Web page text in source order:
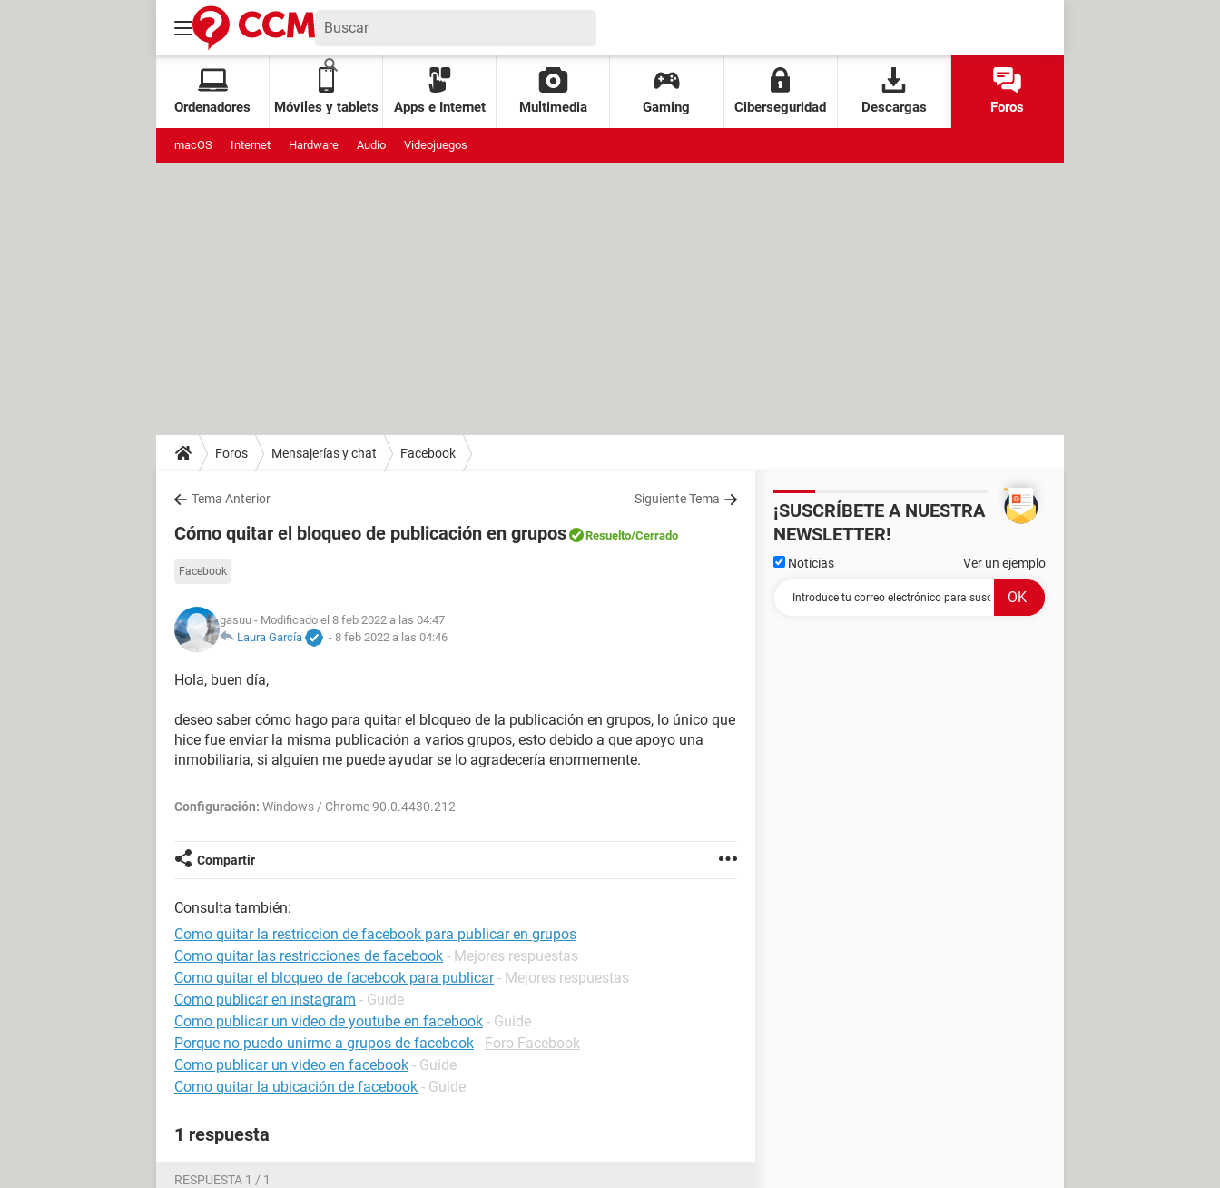
Ordenadores Móviles y tablets Apps e Internet Multimedia Gaming Ciberseguridad Descargas Foros
macOS Internet Hardware Audio Videojuegos
Foros Mensajerías y chat Facebook
Tema Anterior Siguiente Tema
Cómo quitar el bloqueo de publicación en grupos Resuelto/Cerrado
Facebook
gasuu - Modificado el 8 feb 2022 a las 04:47
Laura García
- 8 feb 2022 a las 04:46
Hola, buen día,
deseo saber cómo hago para quitar el bloqueo de la publicación en grupos, lo único que
hice fue enviar la misma publicación a varios grupos, esto debido a que apoyo una
inmobiliaria, si alguien me puede ayudar se lo agradecería enormemente.
Configuración: Windows / Chrome 90.0.4430.212
Compartir
Consulta también:
Como quitar la restriccion de facebook para publicar en grupos
Como quitar las restricciones de facebook - Mejores respuestas
Como quitar el bloqueo de facebook para publicar - Mejores respuestas
Como publicar en instagram - Guide
Como publicar un video de youtube en facebook - Guide
Porque no puedo unirme a grupos de facebook - Foro Facebook
Como publicar un video en facebook - Guide
Como quitar la ubicación de facebook - Guide
1 respuesta
RESPUESTA 1 / 1
¡SUSCRÍBETE A NUESTRA
NEWSLETTER!
Noticias Ver un ejemplo